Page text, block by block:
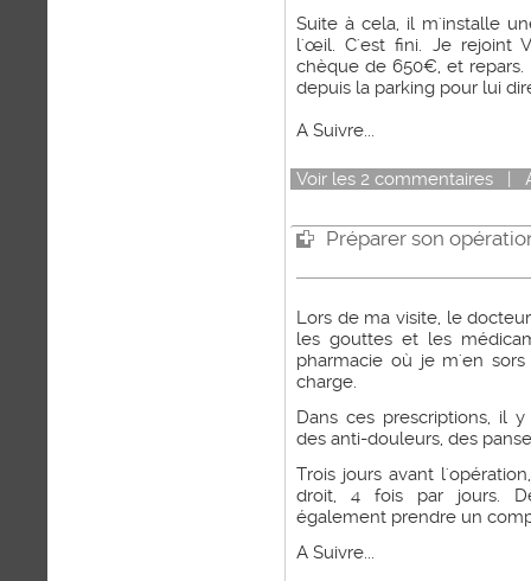
Suite à cela, il m'installe
l'œil. C'est fini. Je rejoint
chèque de 650€, et repars.
depuis la parking pour lui
A Suivre...
Voir les 2 commentaires |
Préparer son
Lors de ma visite, le
les gouttes et les
pharmacie où je m'en
charge.
Dans ces prescriptions, il
des anti-douleurs, des
Trois jours avant
droit, 4 fois par jours.
également prendre un
A Suivre...